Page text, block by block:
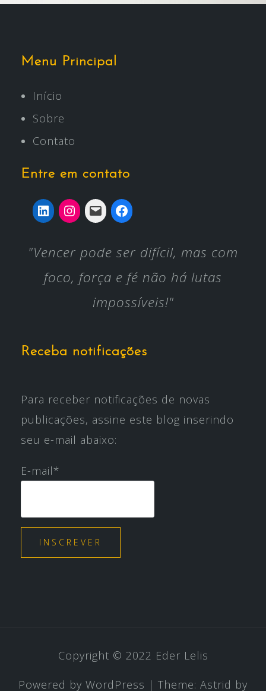
Menu Principal
Início
Sobre
Contato
Entre em contato
"Vencer pode ser difícil, mas com
foco, força e fé não há lutas
impossíveis!"
Receba notificações
Para receber notificações de novas
publicações, assine este blog inserindo
seu e-mail abaixo:
E-mail*
Copyright © 2022 Eder Lelis
Powered by WordPress | Theme: Astrid by